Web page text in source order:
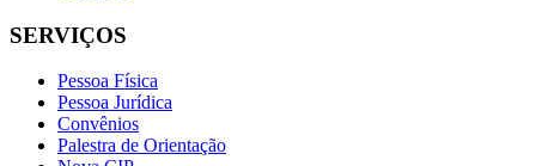
SERVIÇOS
Pessoa Física
Pessoa Jurídica
Convênios
Palestra de Orientação